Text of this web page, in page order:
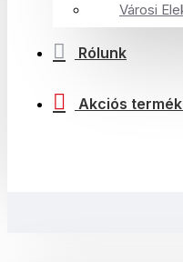
Városi
Rólunk
Akciós